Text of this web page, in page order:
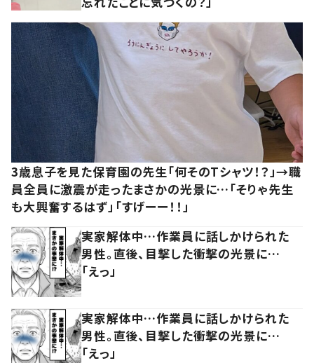
3歳息子を見た保育園の先生「何そのTシャツ！？」→職
員全員に激震が走ったまさかの光景に…「そりゃ先生
も大興奮するはず」「すげーー！！」
実家解体中…作業員に話しかけられた
男性。直後、目撃した衝撃の光景に…
「えっ」
実家解体中…作業員に話しかけられた
男性。直後、目撃した衝撃の光景に…
「えっ」